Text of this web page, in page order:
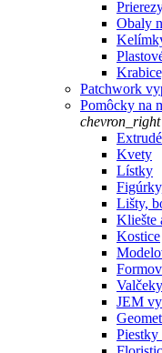
Obaly
Patchwork
Pomôcky na
chevron_right
Kvety
Lístky
Lišty,
Kliešte
Kostice
Valčeky
JEM